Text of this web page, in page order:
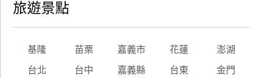
旅遊景點
基隆 苗栗 嘉義市 花蓮 澎湖
台北 台中 嘉義縣 台東 金門